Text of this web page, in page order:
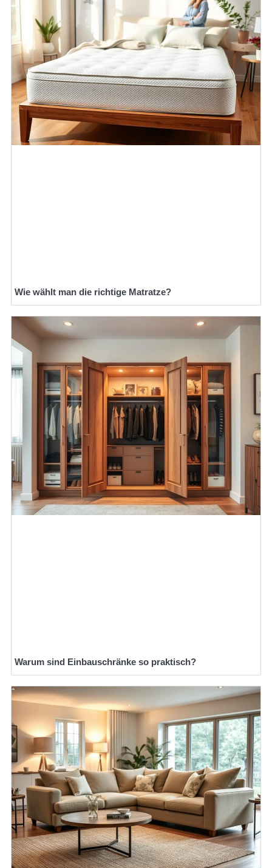
Wie wählt man die richtige Matratze?
Warum sind Einbauschränke so praktisch?